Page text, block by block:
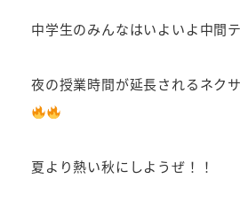
中学生のみんなはいよいよ中間
夜の授業時間が延長されるネク
夏より熱い秋にしようぜ！！